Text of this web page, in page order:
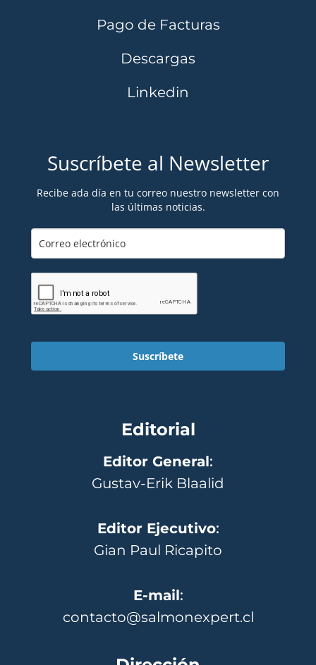
Pago de Facturas
Descargas
Linkedin
Suscríbete al Newsletter
Recibe ada día en tu correo nuestro newsletter con
las últimas noticias.
Suscríbete
Editorial
Editor General:
Gustav-Erik Blaalid
Editor Ejecutivo:
Gian Paul Ricapito
E-mail:
contacto@salmonexpert.cl